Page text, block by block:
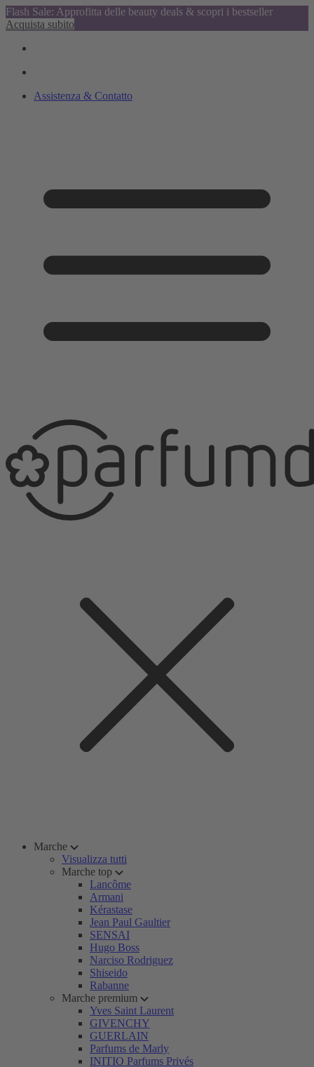
Flash Sale: Approfitta delle beauty deals & scopri i bestseller
Acquista subito
Assistenza & Contatto
Marche
Visualizza tutti
Marche top
Lancôme
Armani
Kérastase
Jean Paul Gaultier
SENSAI
Hugo Boss
Narciso Rodriguez
Shiseido
Rabanne
Marche premium
Yves Saint Laurent
GIVENCHY
GUERLAIN
Parfums de Marly
INITIO Parfums Privés